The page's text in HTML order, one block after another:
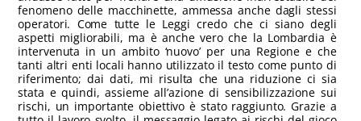
fenomeno delle macchinette, ammessa anche dagli stessi
operatori. Come tutte le Leggi credo che ci siano degli
aspetti migliorabili, ma è anche vero che la Lombardia è
intervenuta in un ambito ‘nuovo’ per una Regione e che
tanti altri enti locali hanno utilizzato il testo come punto di
riferimento; dai dati, mi risulta che una riduzione ci sia
stata e quindi, assieme all’azione di sensibilizzazione sui
rischi, un importante obiettivo è stato raggiunto. Grazie a